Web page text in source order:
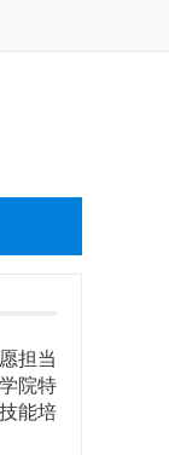
担当
院特
能培